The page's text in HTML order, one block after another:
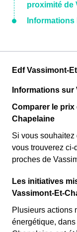
proximité de
Edf Vassimont-
Informations
Comparer le prix
Chapelaine
Si vous
vous trouverez
proches de
Les initiatives
Vassimont-Et-
Plusieurs actions
énergétique,